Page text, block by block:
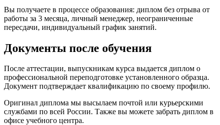
Вы получаете в процессе образования: диплом без отрыва от
работы за 3 месяца, личный менеджер, неограниченные
пересдачи, индивидуальный график занятий.
Документы после обучения
После аттестации, выпускникам курса выдается диплом о
профессиональной переподготовке установленного образца.
Документ подтверждает квалификацию по своему профилю.
Оригинал диплома мы высылаем почтой или курьерскими
службами по всей России. Также вы можете забрать диплом в
офисе учебного центра.